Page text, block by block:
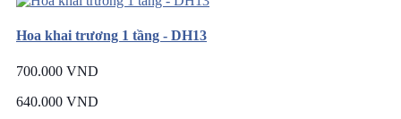
Hoa khai trương 1 tầng - DH13
700.000 VND
640.000 VND